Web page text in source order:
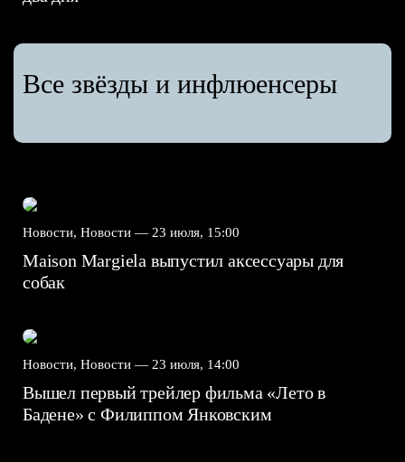
Все звёзды и инфлюенсеры
Новости, Новости — 23 июля, 15:00
Maison Margiela выпустил аксессуары для
собак
Новости, Новости — 23 июля, 14:00
Вышел первый трейлер фильма «Лето в
Бадене» с Филиппом Янковским